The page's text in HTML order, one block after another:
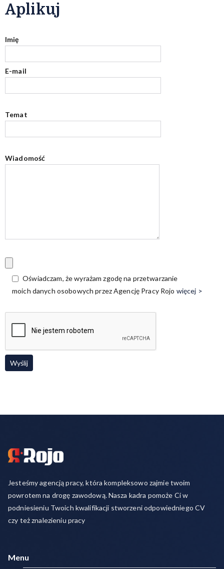
Aplikuj
Imię
E-mail
Temat
Wiadomość
Oświadczam, że wyrażam zgodę na przetwarzanie
moich danych osobowych przez Agencję Pracy Rojo więcej >
Jesteśmy agencją pracy, która kompleksowo zajmie twoim
powrotem na drogę zawodową. Nasza kadra pomoże Ci w
podniesieniu Twoich kwalifikacji stworzeni odpowiedniego CV
czy też znalezieniu pracy
Menu